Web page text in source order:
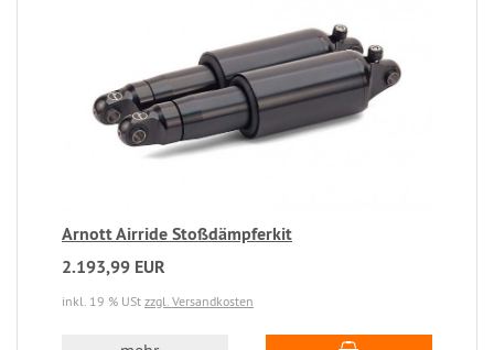
Arnott Airride Stoßdämpferkit
2.193,99 EUR
inkl. 19 % USt zzgl. Versandkosten